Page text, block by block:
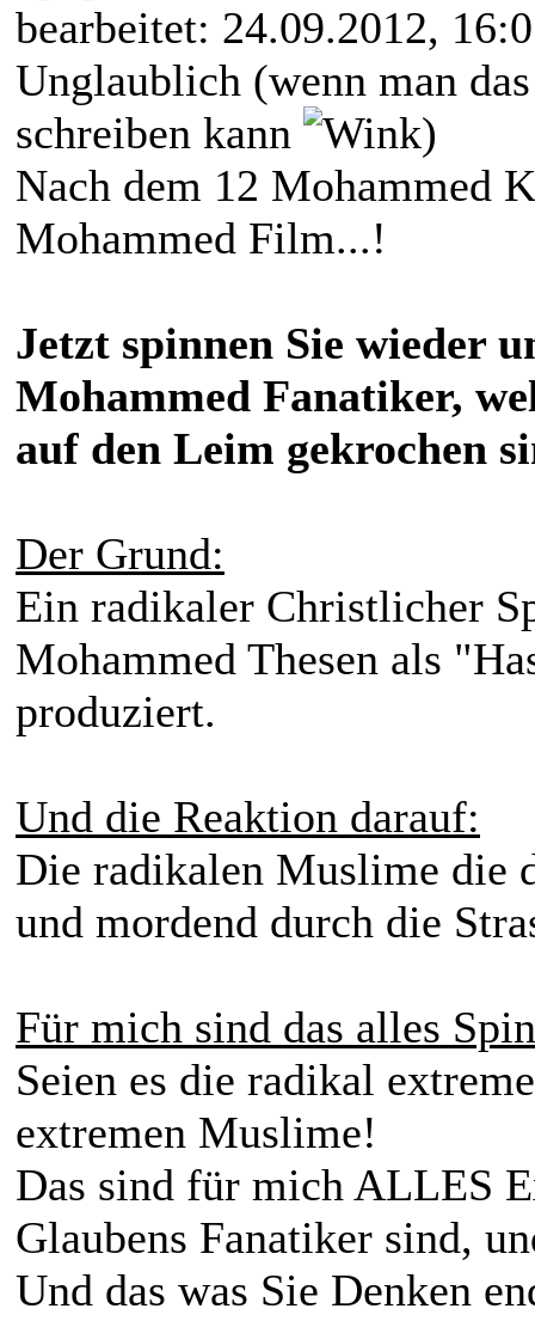
bearbeitet: 24.09.2012,
Unglaublich (wenn man
schreiben kann
)
Nach dem 12 Mohammed
Mohammed Film...!
Jetzt spinnen Sie wieder
Mohammed Fanatiker,
auf den Leim gekrochen
Der Grund:
Ein radikaler Christlicher
Mohammed Thesen als
produziert.
Und die Reaktion darauf:
Die radikalen Muslime die
und mordend durch die
Für mich sind das alles
Seien es die radikal
extremen Muslime!
Das sind für mich ALLES
Glaubens Fanatiker sind,
Und das was Sie Denken